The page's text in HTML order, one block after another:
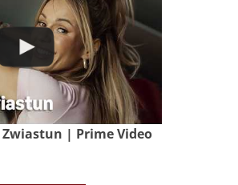
| Prime Video